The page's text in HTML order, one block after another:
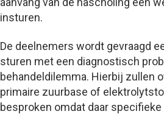
insturen.
De deelnemers wordt gevraagd
sturen met een diagnostisch
behandeldilemma. Hierbij zullen
primaire zuurbase of
besproken omdat daar